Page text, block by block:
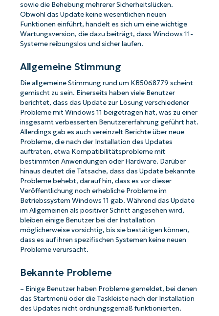
sowie die Behebung mehrerer Sicherheitslücken.
Obwohl das Update keine wesentlichen neuen
Funktionen einführt, handelt es sich um eine wichtige
Wartungsversion, die dazu beiträgt, dass Windows 11-
Systeme reibungslos und sicher laufen.
Allgemeine Stimmung
Die allgemeine Stimmung rund um KB5068779 scheint
gemischt zu sein. Einerseits haben viele Benutzer
berichtet, dass das Update zur Lösung verschiedener
Probleme mit Windows 11 beigetragen hat, was zu einer
insgesamt verbesserten Benutzererfahrung geführt hat.
Allerdings gab es auch vereinzelt Berichte über neue
Probleme, die nach der Installation des Updates
auftraten, etwa Kompatibilitätsprobleme mit
bestimmten Anwendungen oder Hardware. Darüber
hinaus deutet die Tatsache, dass das Update bekannte
Probleme behebt, darauf hin, dass es vor dieser
Veröffentlichung noch erhebliche Probleme im
Betriebssystem Windows 11 gab. Während das Update
im Allgemeinen als positiver Schritt angesehen wird,
bleiben einige Benutzer bei der Installation
möglicherweise vorsichtig, bis sie bestätigen können,
dass es auf ihren spezifischen Systemen keine neuen
Probleme verursacht.
Bekannte Probleme
– Einige Benutzer haben Probleme gemeldet, bei denen
das Startmenü oder die Taskleiste nach der Installation
des Updates nicht ordnungsgemäß funktionierten.